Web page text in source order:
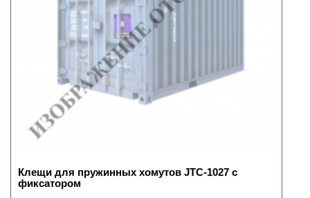
Клещи для пружинных хомутов JTC-1027 с
фиксатором